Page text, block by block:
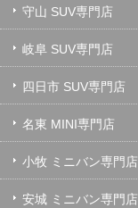
守山 SUV専門店
岐阜 SUV専門店
四日市 SUV専門店
名東 MINI専門店
小牧 ミニバン専門店
安城 ミニバン専門店